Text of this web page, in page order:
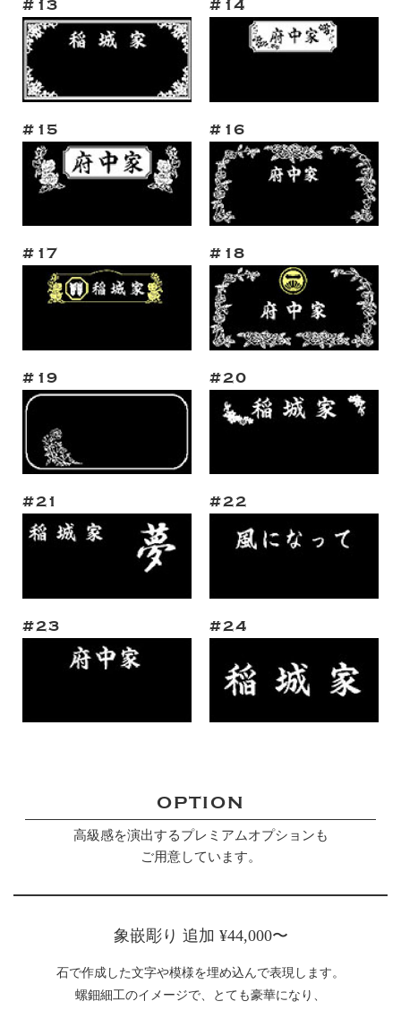
#13 #14
#15 #16
#17 #18
#19 #20
#21 #22
#23 #24
OPTION
高級感を演出するプレミアムオプションも
ご用意しています。
象嵌彫り 追加 ¥44,000〜
石で作成した文字や模様を埋め込んで表現します。
螺鈿細工のイメージで、とても豪華になり、